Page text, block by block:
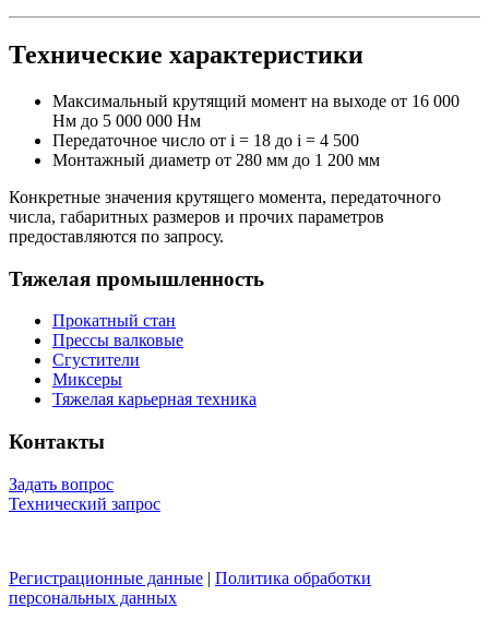
Технические характеристики
Максимальный крутящий момент на выходе от 16 000
Нм до 5 000 000 Нм
Передаточное число от i = 18 до i = 4 500
Монтажный диаметр от 280 мм до 1 200 мм
Конкретные значения крутящего момента, передаточного
числа, габаритных размеров и прочих параметров
предоставляются по запросу.
Тяжелая промышленность
Прокатный стан
Прессы валковые
Сгустители
Миксеры
Тяжелая карьерная техника
Контакты
Задать вопрос
Технический запрос
Регистрационные данные | Политика обработки
персональных данных